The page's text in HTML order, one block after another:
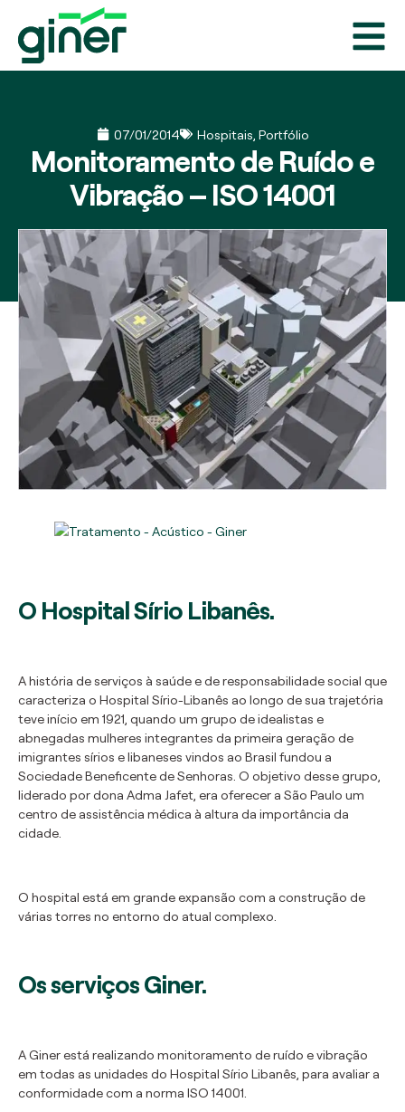
07/01/2014 Hospitais Portfólio
Monitoramento de Ruído e
Vibração – ISO 14001
O Hospital Sírio Libanês.
A história de serviços à saúde e de responsabilidade social que
caracteriza o Hospital Sírio-Libanês ao longo de sua trajetória
teve início em 1921, quando um grupo de idealistas e
abnegadas mulheres integrantes da primeira geração de
imigrantes sírios e libaneses vindos ao Brasil fundou a
Sociedade Beneficente de Senhoras. O objetivo desse grupo,
liderado por dona Adma Jafet, era oferecer a São Paulo um
centro de assistência médica à altura da importância da
cidade.
O hospital está em grande expansão com a construção de
várias torres no entorno do atual complexo.
Os serviços Giner.
A Giner está realizando monitoramento de ruído e vibração
em todas as unidades do Hospital Sírio Libanês, para avaliar a
conformidade com a norma ISO 14001.